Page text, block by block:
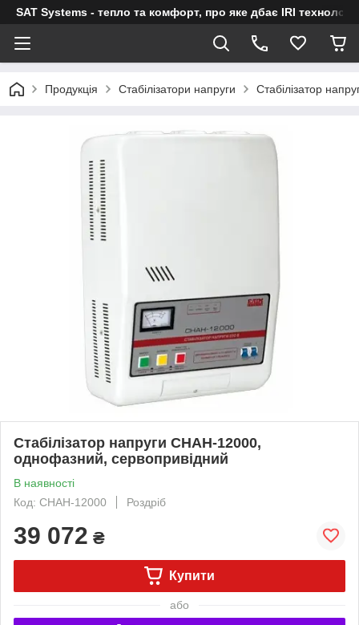
SAT Systems - тепло та комфорт, про яке дбає IRI технологія
Продукція Стабілізатори напруги Стабілізатор
Стабілізатор напруги СНАН-12000,
однофазний, сервопривідний
В наявності
Код: СНАН-12000
Роздріб
39 072 ₴
Купити
або